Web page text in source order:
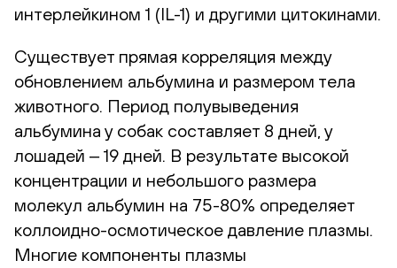
интерлейкином 1 (IL-1) и другими цитокинами.
Существует прямая корреляция между
обновлением альбумина и размером тела
животного. Период полувыведения
альбумина у собак составляет 8 дней, у
лошадей ‒ 19 дней. В результате высокой
концентрации и небольшого размера
молекул альбумин на 75-80% определяет
коллоидно-осмотическое давление плазмы.
Многие компоненты плазмы